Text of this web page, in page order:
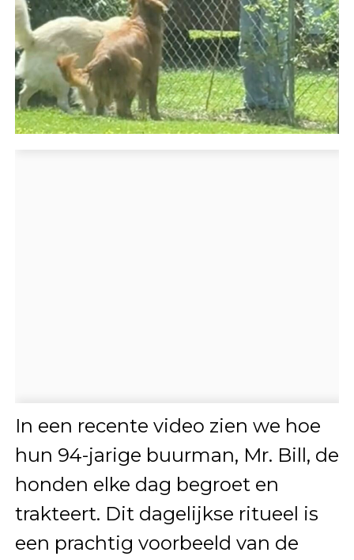
In een recente video zien we hoe
hun 94-jarige buurman, Mr. Bill, de
honden elke dag begroet en
trakteert. Dit dagelijkse ritueel is
een prachtig voorbeeld van de